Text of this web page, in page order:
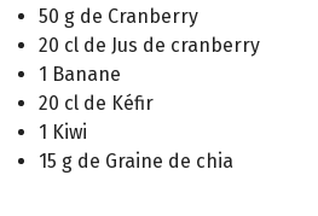
50 g de Cranberry
20 cl de Jus de cranberry
1 Banane
20 cl de Kéfir
1 Kiwi
15 g de Graine de chia